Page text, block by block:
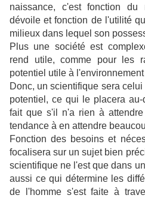
naissance, c'est fonction
dévoile et fonction de l'utilité
milieux dans lequel son
Plus une société est
rend utile, comme pour les
potentiel utile à
Donc, un scientifique sera
potentiel, ce qui le placera
fait que s'il n'a rien à
tendance à en attendre
Fonction des besoins et
focalisera sur un sujet bien
scientifique ne l'est que dans
aussi ce qui détermine les
de l'homme s'est faite à